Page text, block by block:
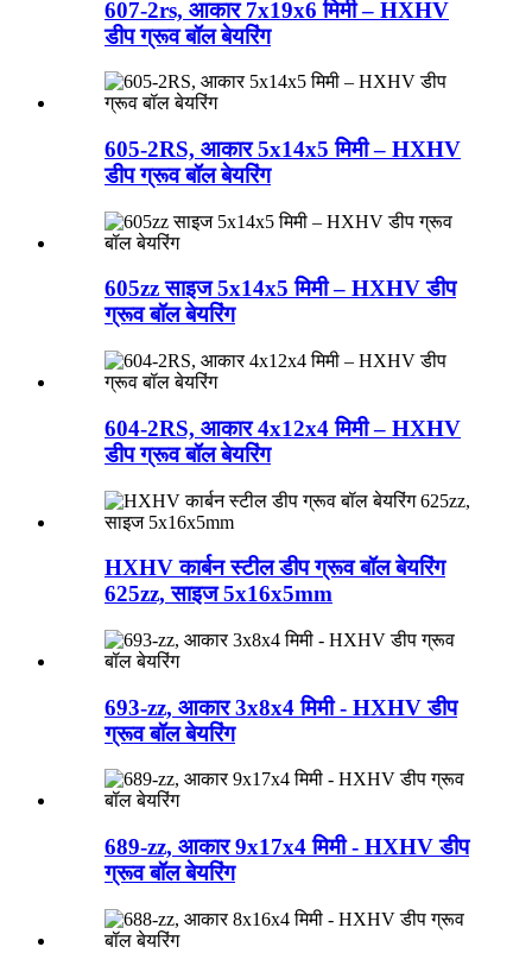
607-2rs, आकार 7x19x6 मिमी – HXHV
डीप ग्रूव बॉल बेयरिंग
605-2RS, आकार 5x14x5 मिमी – HXHV
डीप ग्रूव बॉल बेयरिंग
605zz साइज 5x14x5 मिमी – HXHV डीप
ग्रूव बॉल बेयरिंग
604-2RS, आकार 4x12x4 मिमी – HXHV
डीप ग्रूव बॉल बेयरिंग
HXHV कार्बन स्टील डीप ग्रूव बॉल बेयरिंग
625zz, साइज 5x16x5mm
693-zz, आकार 3x8x4 मिमी - HXHV डीप
ग्रूव बॉल बेयरिंग
689-zz, आकार 9x17x4 मिमी - HXHV डीप
ग्रूव बॉल बेयरिंग